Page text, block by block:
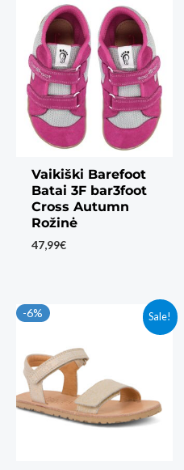
Vaikiški Barefoot
Batai 3F bar3foot
Cross Autumn
Rožinė
47,99€
Sale!
-6%